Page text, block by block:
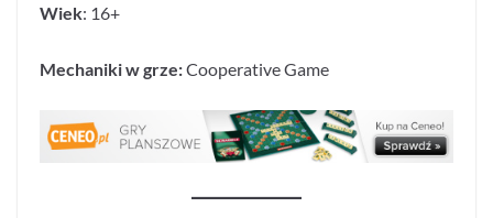
Wiek: 16+
Mechaniki w grze:Cooperative Game